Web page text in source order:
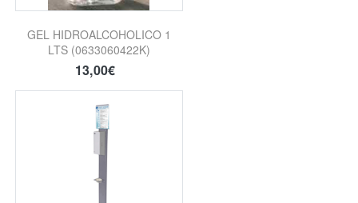
GEL HIDROALCOHOLICO 1
LTS (0633060422K)
13,00€